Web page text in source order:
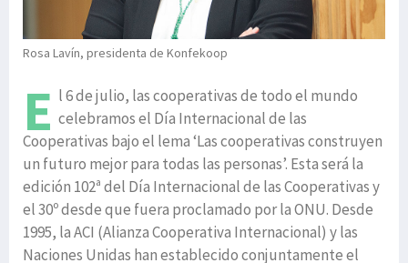
Rosa Lavín, presidenta de Konfekoop
E l 6 de julio, las cooperativas de todo el mundo
celebramos el Día Internacional de las
Cooperativas bajo el lema ‘Las cooperativas construyen
un futuro mejor para todas las personas’. Esta será la
edición 102ª del Día Internacional de las Cooperativas y
el 30º desde que fuera proclamado por la ONU. Desde
1995, la ACI (Alianza Cooperativa Internacional) y las
Naciones Unidas han establecido conjuntamente el